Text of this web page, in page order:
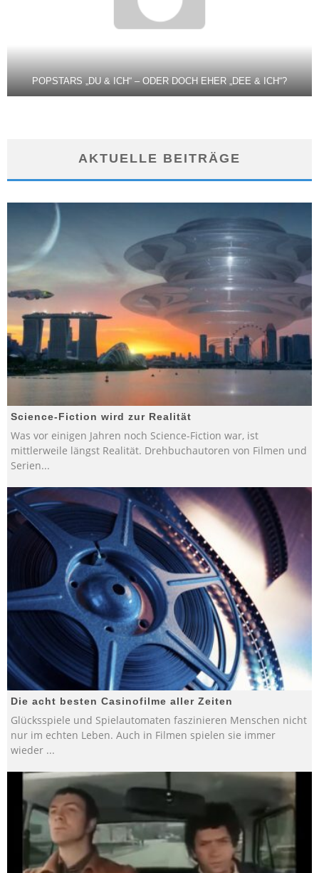
POPSTARS „DU & ICH“ – ODER DOCH EHER „DEE & ICH“?
AKTUELLE BEITRÄGE
Science-Fiction wird zur Realität
Was vor einigen Jahren noch Science-Fiction war, ist
mittlerweile längst Realität. Drehbuchautoren von Filmen und
Serien...
Die acht besten Casinofilme aller Zeiten
Glücksspiele und Spielautomaten faszinieren Menschen nicht
nur im echten Leben. Auch in Filmen spielen sie immer
wieder ...